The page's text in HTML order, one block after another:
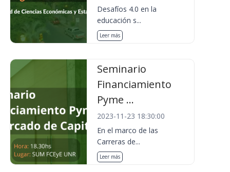
Desafíos 4.0 en la
educación s...
Leer más
Seminario
Financiamiento
Pyme ...
2023-11-23 18:30:00
En el marco de las
Carreras de...
Leer más